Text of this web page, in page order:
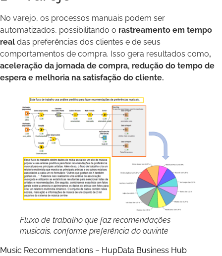
No varejo, os processos manuais podem ser
automatizados, possibilitando o rastreamento em tempo
real das preferências dos clientes e de seus
comportamentos de compra. Isso gera resultados como,
aceleração da jornada de compra, redução do tempo de
espera e melhoria na satisfação do cliente.
Fluxo de trabalho que faz recomendações
musicais, conforme preferência do ouvinte
Music Recommendations – HupData Business Hub